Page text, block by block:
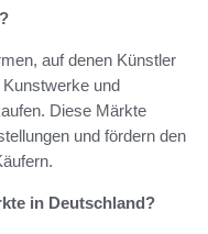
auf denen Künstler
und
Diese Märkte
und fördern den
in Deutschland?